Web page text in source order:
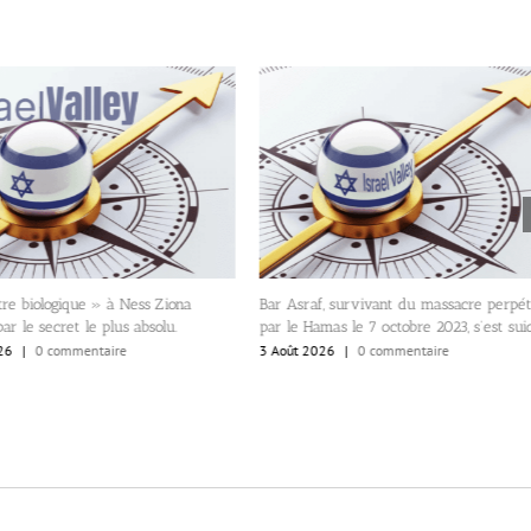
biologique » à Ness Ziona
le secret le plus absolu.
| 0 commentaire
Bar Asraf, survivant du massacre
par le Hamas le 7 octobre 2023, s’est
3 Août 2026 | 0 commentaire